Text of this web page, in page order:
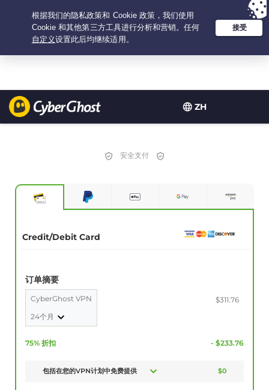
ZH
Your choice:The Best Dealfor 3.3333333333333-years at $2.23
/month
安全支付
Credit/Debit Card
订单摘要
CyberGhost VPN
24个月
$311.76
75% 折扣 - $233.76
包括在您的VPN计划中免费提供 $0